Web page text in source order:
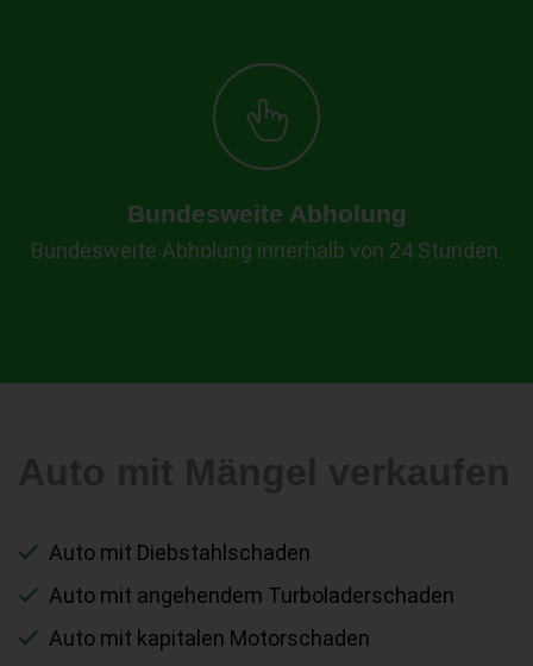
Bundesweite Abholung
Bundesweite Abholung innerhalb von 24 Stunden.
Auto mit Diebstahlschaden
Auto mit angehendem Turboladerschaden
Auto mit kapitalen Motorschaden